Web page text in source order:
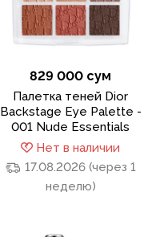
829 000 сум
Палетка теней Dior
Backstage Eye Palette -
001 Nude Essentials
Нет в наличии
17.08.2026 (через 1
неделю)